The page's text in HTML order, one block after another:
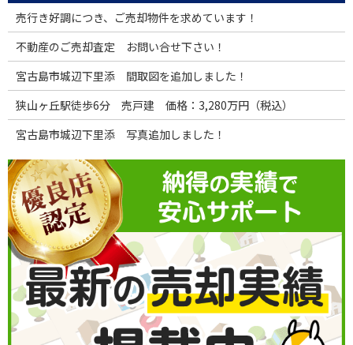
売行き好調につき、ご売却物件を求めています！
不動産のご売却査定 お問い合せ下さい！
宮古島市城辺下里添 間取図を追加しました！
狭山ヶ丘駅徒歩6分 売戸建 価格：3,280万円（税込）
宮古島市城辺下里添 写真追加しました！